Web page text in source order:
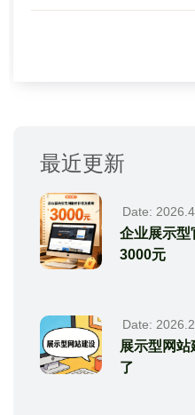
功能，这样...
最近更新
Date:
企业展示型
3000元
Date:
展示型网站
了